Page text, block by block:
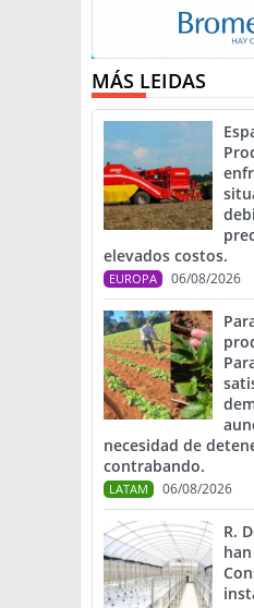
MÁS LEIDAS
elevados costos.
EUROPA 06/08/2026
necesidad de
contrabando.
LATAM 06/08/2026
R.